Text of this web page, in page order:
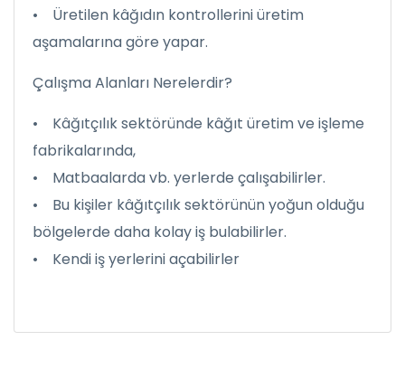
• Üretilen kâğıdın kontrollerini üretim
aşamalarına göre yapar.
Çalışma Alanları Nerelerdir?
• Kâğıtçılık sektöründe kâğıt üretim ve işleme
fabrikalarında,
• Matbaalarda vb. yerlerde çalışabilirler.
• Bu kişiler kâğıtçılık sektörünün yoğun olduğu
bölgelerde daha kolay iş bulabilirler.
• Kendi iş yerlerini açabilirler